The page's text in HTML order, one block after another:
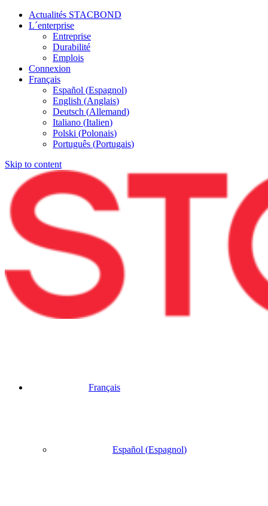
Actualités STACBOND
L´enterprise
Entreprise
Durabilité
Emplois
Connexion
Français
Español (Espagnol)
English (Anglais)
Deutsch (Allemand)
Italiano (Italien)
Polski (Polonais)
Português (Portugais)
Skip to content
Français
Español (Espagnol)